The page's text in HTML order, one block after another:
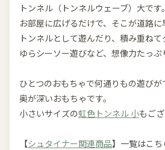
トンネル（トンネルウェーブ）大です。
お部屋に広げるだけで、そこが道路に
トンネルとして遊んだり、積み重ね
ゆらシーソー遊びなど、想像力たっぷ
ひとつのおもちゃで何通りもの遊び
奥が深いおもちゃです。
小さいサイズの虹色トンネル 小もござ
【シュタイナー関連商品】一覧はこち